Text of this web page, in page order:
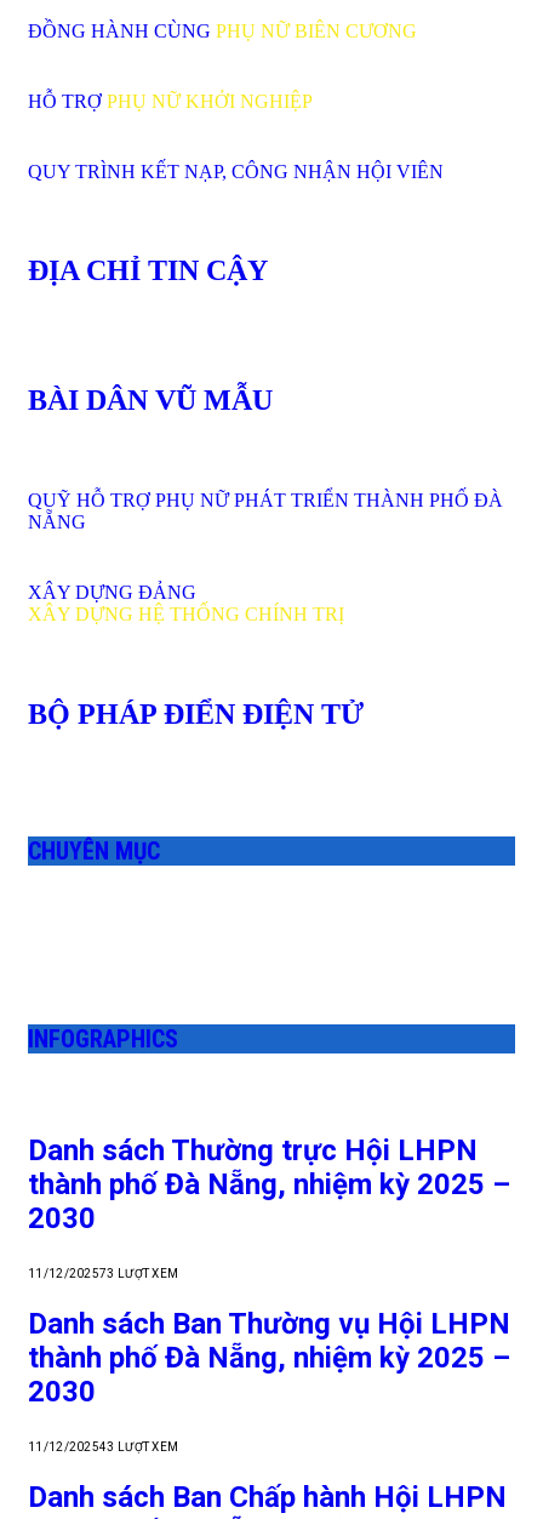
ĐỒNG HÀNH CÙNG PHỤ NỮ BIÊN CƯƠNG
HỖ TRỢ PHỤ NỮ KHỞI NGHIỆP
QUY TRÌNH KẾT NẠP, CÔNG NHẬN HỘI VIÊN
ĐỊA CHỈ TIN CẬY
BÀI DÂN VŨ MẪU
QUỸ HỖ TRỢ PHỤ NỮ PHÁT TRIỂN THÀNH PHỐ ĐÀ
NẴNG
XÂY DỰNG ĐẢNG
XÂY DỰNG HỆ THỐNG CHÍNH TRỊ
BỘ PHÁP ĐIỂN ĐIỆN TỬ
CHUYÊN MỤC
INFOGRAPHICS
Danh sách Thường trực Hội LHPN
thành phố Đà Nẵng, nhiệm kỳ 2025 –
2030
11/12/202573 LƯỢT XEM
Danh sách Ban Thường vụ Hội LHPN
thành phố Đà Nẵng, nhiệm kỳ 2025 –
2030
11/12/202543 LƯỢT XEM
Danh sách Ban Chấp hành Hội LHPN